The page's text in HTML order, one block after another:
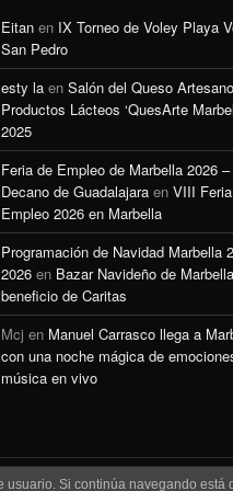
Eitan en IX Torneo de Voley Playa
San Pedro
esty la en Salón del Queso
Productos Lácteos ‘QuesArte
2025
Feria de Empleo de Marbella 2026
Decano de Guadalajara en VIII
Empleo 2026 en Marbella
Programación de Navidad Marbella
2026 en Bazar Navideño de
beneficio de Caritas
Mcj en Manuel Carrasco llega a
con una noche mágica de
música en vivo
Si continúa navegando